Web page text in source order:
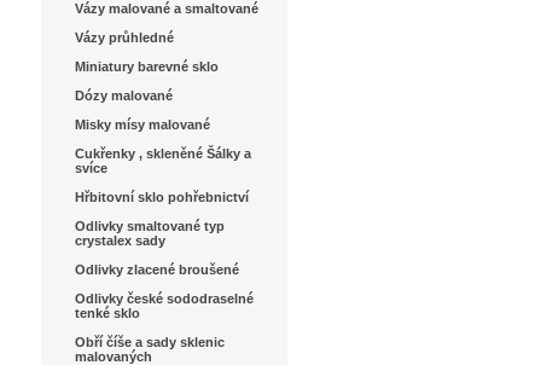
Vázy malované a smaltované
Vázy průhledné
Miniatury barevné sklo
Dózy malované
Misky mísy malované
Cukřenky , skleněné Šálky a
svíce
Hřbitovní sklo pohřebnictví
Odlivky smaltované typ
crystalex sady
Odlivky zlacené broušené
Odlivky české sododraselné
tenké sklo
Obří číše a sady sklenic
malovaných